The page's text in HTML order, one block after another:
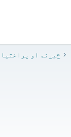
​څیړنه او پراختیا